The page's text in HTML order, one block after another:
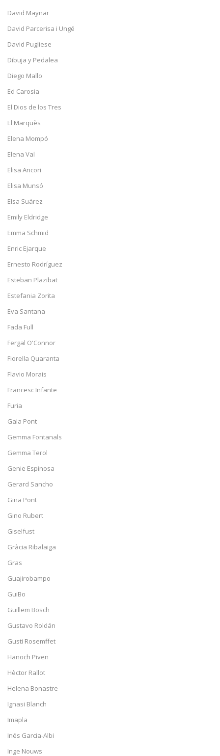
David Maynar
David Parcerisa i Ungé
David Pugliese
Dibuja y Pedalea
Diego Mallo
Ed Carosia
El Dios de los Tres
El Marquès
Elena Mompó
Elena Val
Elisa Ancori
Elisa Munsó
Elsa Suárez
Emily Eldridge
Emma Schmid
Enric Ejarque
Ernesto Rodríguez
Esteban Plazibat
Estefania Zorita
Eva Santana
Fada Full
Fergal O'Connor
Fiorella Quaranta
Flavio Morais
Francesc Infante
Furia
Gala Pont
Gemma Fontanals
Gemma Terol
Genie Espinosa
Gerard Sancho
Gina Pont
Gino Rubert
Giselfust
Gràcia Ribalaiga
Gras
Guajirobampo
GuiBo
Guillem Bosch
Gustavo Roldán
Gusti Rosemffet
Hanoch Piven
Hèctor Rallot
Helena Bonastre
Ignasi Blanch
Imapla
Inés Garcia-Albi
Inge Nouws